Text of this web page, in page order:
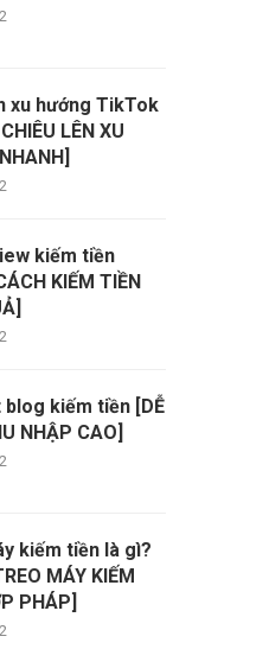
xu hướng TikTok
LÊN XU
kiếm tiền
KIẾM TIỀN
blog kiếm tiền [DỄ
NHẬP CAO]
kiếm tiền là gì?
MÁY KIẾM
PHÁP]